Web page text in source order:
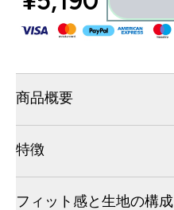
商品概要
特徴
フィット感と生地の構成